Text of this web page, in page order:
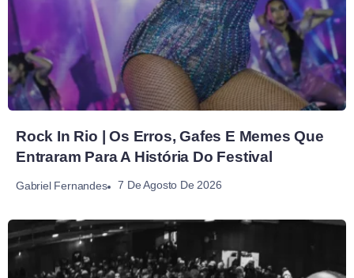
Rock In Rio | Os Erros, Gafes E Memes Que
Entraram Para A História Do Festival
Gabriel Fernandes 7 De Agosto De 2026